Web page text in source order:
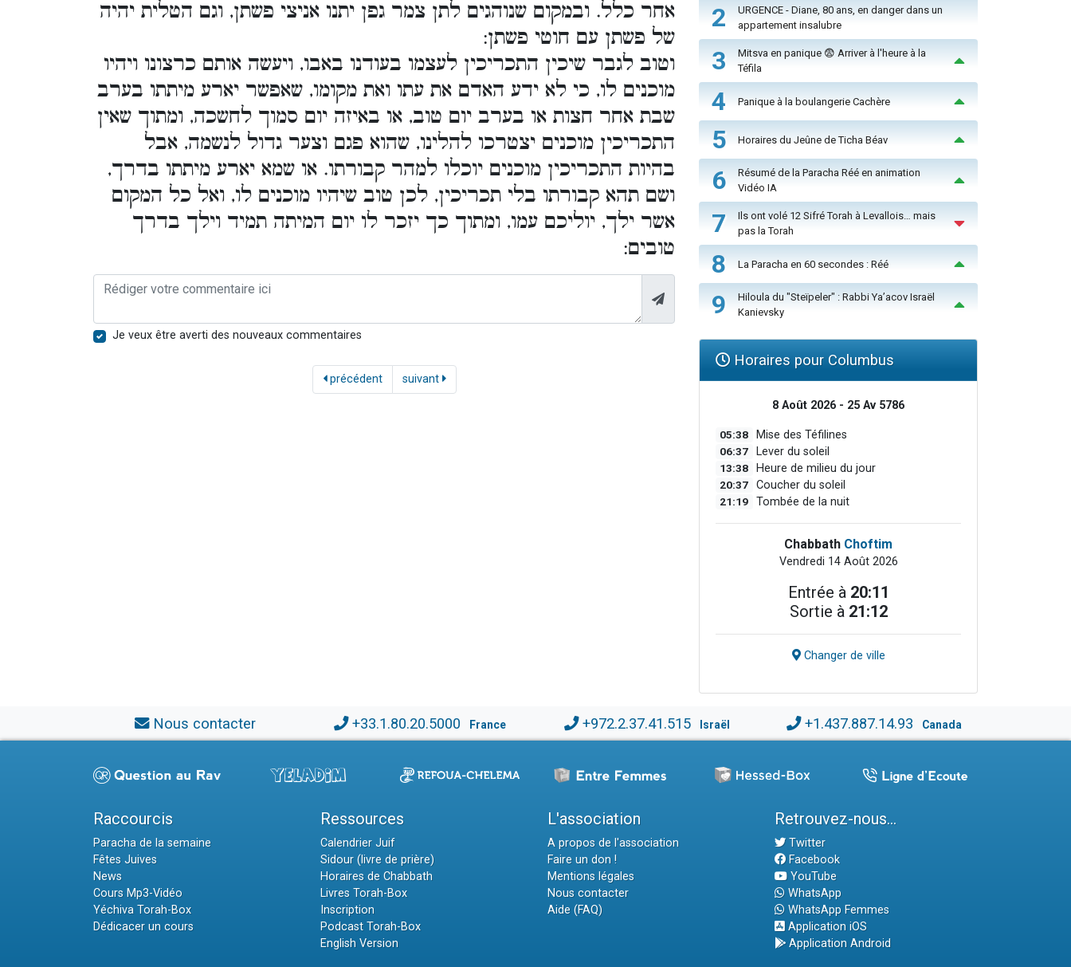
אחר כלל. ובמקום שנוהגים לתן צמר גפן יתנו אניצי פשתן, וגם הטלית יהיה
של פשתן עם חוטי פשתן:
וטוב לגבר שיכין התכריכין לעצמו בעודנו באבו, ויעשה אותם כרצונו ויהיו
מוכנים לו, כי לא ידע האדם את עתו ואת מקומו, שאפשר יארע מיתתו בערב
שבת אחר חצות או בערב יום טוב, או באיזה יום סמוך לחשכה, ומתוך שאין
התכריכין מוכנים יצטרכו להלינו, שהוא פגם וצער גדול לנשמה, אבל
בהיות התכריכין מוכנים יוכלו למהר קבורתו. או שמא יארע מיתתו בדרך,
ושם תהא קבורתו בלי תכריכין, לכן טוב שיהיו מוכנים לו, ואל כל המקום
אשר ילך, יוליכם עמו, ומתוך כך יזכר לו יום המיתה תמיד וילך בדרך
טובים:
Je veux être averti des nouveaux commentaires
précédent suivant
2
URGENCE - Diane, 80 ans, en danger dans un
appartement insalubre
3
Mitsva en panique 😨 Arriver à l'heure à la
Téfila
4 Panique à la boulangerie Cachère
5 Horaires du Jeûne de Ticha Béav
6
Résumé de la Paracha Réé en animation
Vidéo IA
7
Ils ont volé 12 Sifré Torah à Levallois… mais
pas la Torah
8 La Paracha en 60 secondes : Réé
9
Hiloula du "Steïpeler" : Rabbi Ya’acov Israël
Kanievsky
Horaires pour Columbus
8 Août 2026 - 25 Av 5786
05:38 Mise des Téfilines
06:37 Lever du soleil
13:38 Heure de milieu du jour
20:37 Coucher du soleil
21:19 Tombée de la nuit
Chabbath Choftim
Vendredi 14 Août 2026
Entrée à 20:11
Sortie à 21:12
Changer de ville
Nous contacter +33.1.80.20.5000 France +972.2.37.41.515 Israël +1.437.887.14.93 Canada
Raccourcis
Paracha de la semaine
Fêtes Juives
News
Cours Mp3-Vidéo
Yéchiva Torah-Box
Dédicacer un cours
Ressources
Calendrier Juif
Sidour (livre de prière)
Horaires de Chabbath
Livres Torah-Box
Inscription
Podcast Torah-Box
English Version
L'association
A propos de l'association
Faire un don !
Mentions légales
Nous contacter
Aide (FAQ)
Retrouvez-nous...
Twitter
Facebook
YouTube
WhatsApp
WhatsApp Femmes
Application iOS
Application Android